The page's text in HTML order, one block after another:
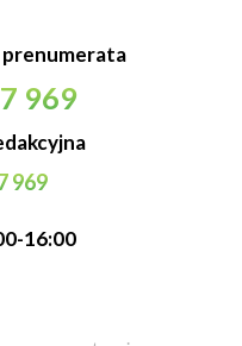
969
969
16:00